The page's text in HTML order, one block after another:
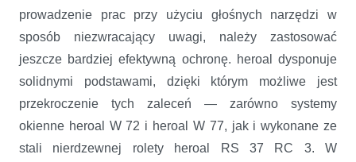
prowadzenie prac przy użyciu głośnych narzędzi w
sposób niezwracający uwagi, należy zastosować
jeszcze bardziej efektywną ochronę. heroal dysponuje
solidnymi podstawami, dzięki którym możliwe jest
przekroczenie tych zaleceń — zarówno systemy
okienne heroal W 72 i heroal W 77, jak i wykonane ze
stali nierdzewnej rolety heroal RS 37 RC 3. W